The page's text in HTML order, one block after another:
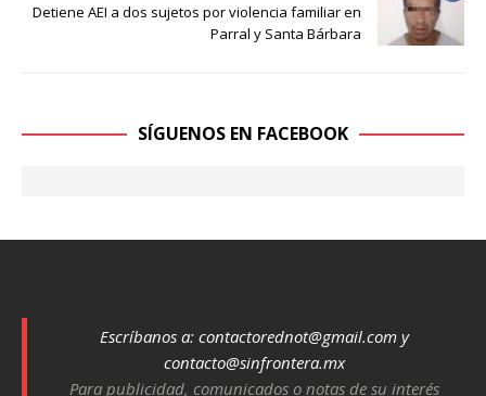
Detiene AEI a dos sujetos por violencia familiar en
Parral y Santa Bárbara
SÍGUENOS EN FACEBOOK
Escríbanos a: contactorednot@gmail.comy
contacto@sinfrontera.mx
Para publicidad, comunicados o notas de su interés